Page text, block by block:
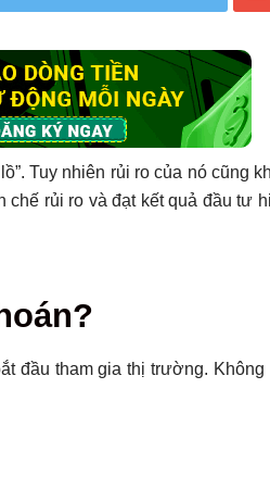
Tuy nhiên rủi ro của nó cũng
rủi ro và đạt kết quả đầu tư
đầu tham gia thị trường. Không